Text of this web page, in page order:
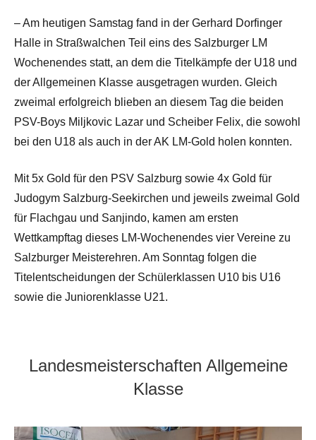
– Am heutigen Samstag fand in der Gerhard Dorfinger
Halle in Straßwalchen Teil eins des Salzburger LM
Wochenendes statt, an dem die Titelkämpfe der U18 und
der Allgemeinen Klasse ausgetragen wurden. Gleich
zweimal erfolgreich blieben an diesem Tag die beiden
PSV-Boys Miljkovic Lazar und Scheiber Felix, die sowohl
bei den U18 als auch in der AK LM-Gold holen konnten.
Mit 5x Gold für den PSV Salzburg sowie 4x Gold für
Judogym Salzburg-Seekirchen und jeweils zweimal Gold
für Flachgau und Sanjindo, kamen am ersten
Wettkampftag dieses LM-Wochenendes vier Vereine zu
Salzburger Meisterehren. Am Sonntag folgen die
Titelentscheidungen der Schülerklassen U10 bis U16
sowie die Juniorenklasse U21.
Landesmeisterschaften Allgemeine
Klasse